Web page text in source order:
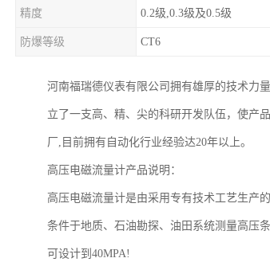
精度 0.2级,0.3级及0.5级
防爆等级 CT6
河南福瑞德仪表有限公司拥有雄厚的技术力
立了一支高、精、尖的科研开发队伍，使产
厂,目前拥有自动化行业经验达20年以上。
高压电磁流量计产品说明：
高压电磁流量计是由采用专有技术工艺生产
条件于地质、石油勘探、油田系统测量高压
可设计到40MPA!